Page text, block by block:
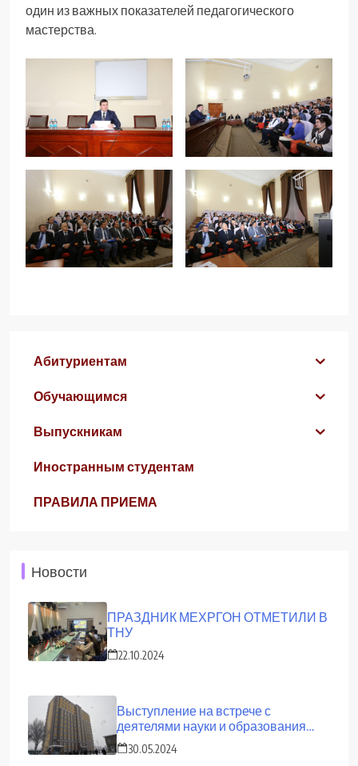
один из важных показателей педагогического
мастерства.
Абитуриентам
Обучающимся
Выпускникам
Иностранным студентам
ПРАВИЛА ПРИЕМА
Новости
ПРАЗДНИК МЕХРГОН ОТМЕТИЛИ В
ТНУ
22.10.2024
Выступление на встрече с
деятелями науки и образования
страны
30.05.2024